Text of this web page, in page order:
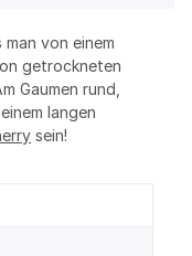
von einem
getrockneten
Gaumen rund,
langen
sein!